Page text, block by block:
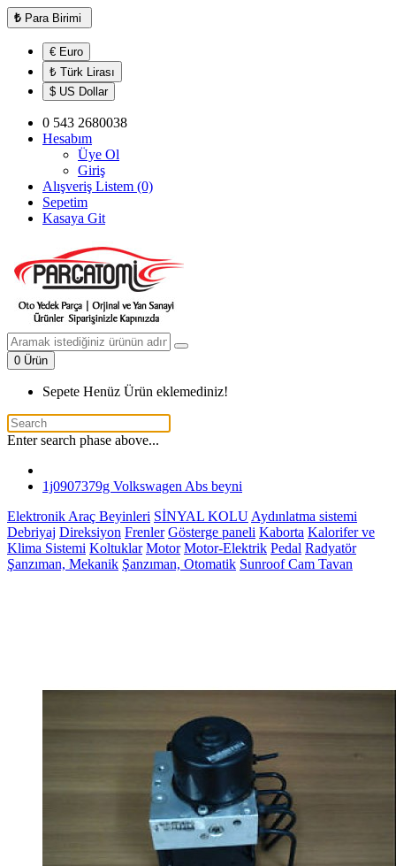
₺ Para Birimi
€ Euro
₺ Türk Lirası
$ US Dollar
0 543 2680038
Hesabım
Üye Ol
Giriş
Alışveriş Listem (0)
Sepetim
Kasaya Git
0 Ürün
Sepete Henüz Ürün eklemediniz!
Enter search phase above...
1j0907379g Volkswagen Abs beyni
Elektronik Araç Beyinleri SİNYAL KOLU Aydınlatma sistemi
Debriyaj Direksiyon Frenler Gösterge paneli Kaborta Kalorifer ve
Klima Sistemi Koltuklar Motor Motor-Elektrik Pedal Radyatör
Şanzıman, Mekanik Şanzıman, Otomatik Sunroof Cam Tavan